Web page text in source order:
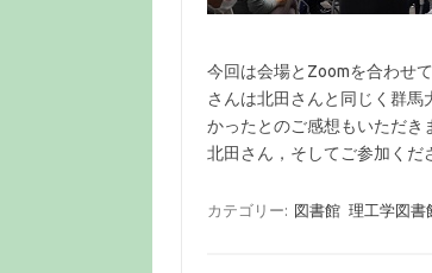
今回は会場とZoomを合わせ
さんは北田さんと同じく群
かったとのご感想もいただき
北田さん，そしてご参加くだ
カテゴリー: 図書館 理工学図書